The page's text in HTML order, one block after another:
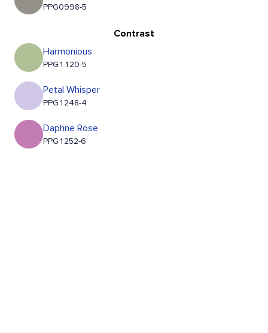
PPG0998-5
Contrast
Harmonious
PPG1120-5
Petal Whisper
PPG1248-4
Daphne Rose
PPG1252-6